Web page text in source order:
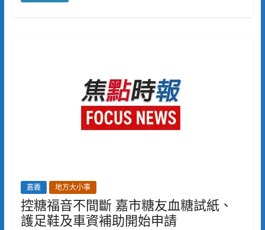
嘉義 地方大小事
控糖福音不間斷 嘉市糖友血糖試紙、
護足鞋及車資補助開始申請